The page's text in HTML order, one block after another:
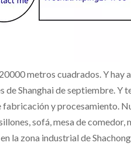
metros cuadrados. Y hay
Shanghai de septiembre. Y
fabricación y procesamiento.
sofá, mesa de comedor,
la zona industrial de